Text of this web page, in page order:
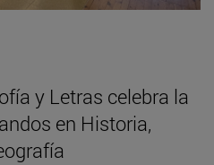
y Letras celebra la
en Historia,